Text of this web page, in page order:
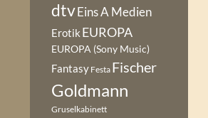
dtvEins A Medien
Erotik EUROPA
EUROPA (Sony Music)
Fantasy Festa Fischer
Goldmann
Gruselkabinett